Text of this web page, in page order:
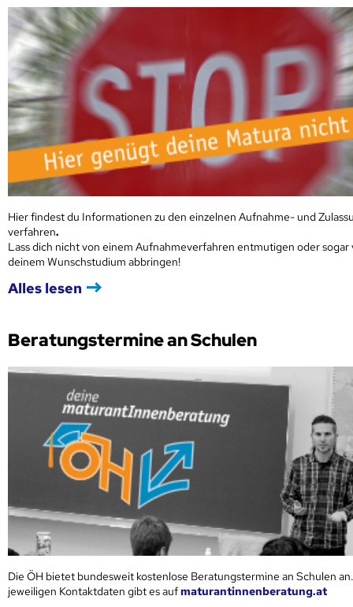
Hier findest du Informationen zu den einzelnen Aufnahme- und
verfahren.
Lass dich nicht von einem Aufnahmeverfahren entmutigen oder sogar
deinem Wunschstudium abbringen!
Alles lesen
Beratungstermine an Schulen
Die ÖH bietet bundesweit kostenlose Beratungstermine an Schulen
jeweiligen Kontaktdaten gibt es aufmaturantinnenberatung.at